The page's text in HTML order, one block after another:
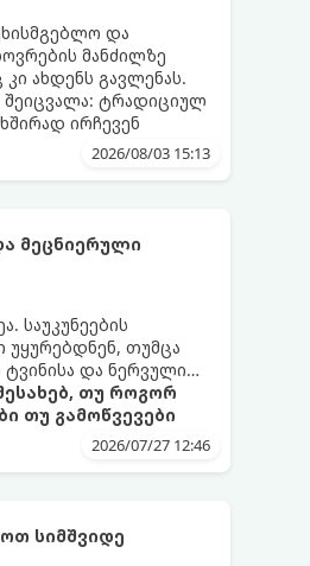
და
მანძილზე
ახდენს გავლენას.
ტრადიციულ
ირჩევენ
2026/08/03 15:13
მეცნიერული
საუკუნეების
უყურებდნენ, თუმცა
და ნერვული
თუ როგორ
თუ გამოწვევები
2026/07/27 12:46
სიმშვიდე